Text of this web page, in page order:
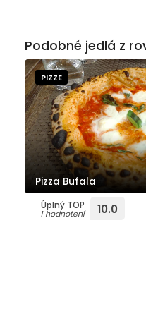
Podobné jedlá z
PIZZE
Pizza Bufala
Úplný TOP
1 hodnotení 10.0